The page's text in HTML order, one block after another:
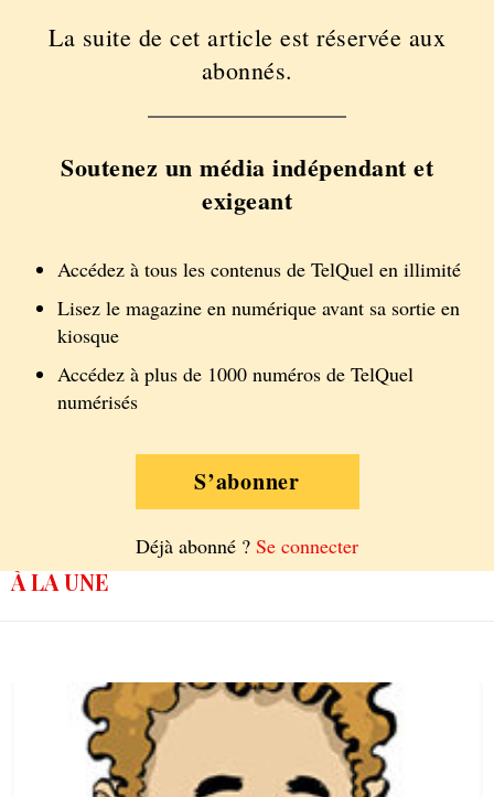
La suite de cet article est réservée aux
abonnés.
Soutenez un média indépendant et
exigeant
Accédez à tous les contenus de TelQuel en illimité
Lisez le magazine en numérique avant sa sortie en
kiosque
Accédez à plus de 1000 numéros de TelQuel
numérisés
S’abonner
Déjà abonné ? Se connecter
À LA UNE